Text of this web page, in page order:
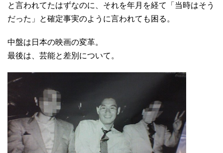
と言われてたはずなのに、それを年月を経て「当時はそう
だった」と確定事実のように言われても困る。
中盤は日本の映画の変革。
最後は、芸能と差別について。